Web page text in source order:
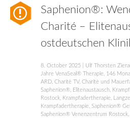
Saphenion®:
Charité –
ostdeutschen
8. October 2025 Ulf Thorsten
Jahre VenaSeal® Therapie
146
ARD Charitè TV, Charitè und
Saphenion®
Elitenaustausch
Rostock
Krampfadertherapie
Krampfadertherapie
Saphenion®
Saphenion® Venenzentrum Rostock